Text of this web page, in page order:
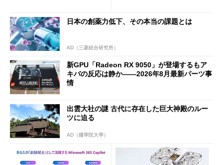
日本の創薬力低下、その本当の課題とは
AD（三菱総合研究所）
新GPU「Radeon RX 9050」が登場するもア
キバの反応は静か――2026年8月最新パーツ事
情
出雲大社の謎 古代に存在した巨大神殿のルー
ツに迫る
AD（國學院大學）